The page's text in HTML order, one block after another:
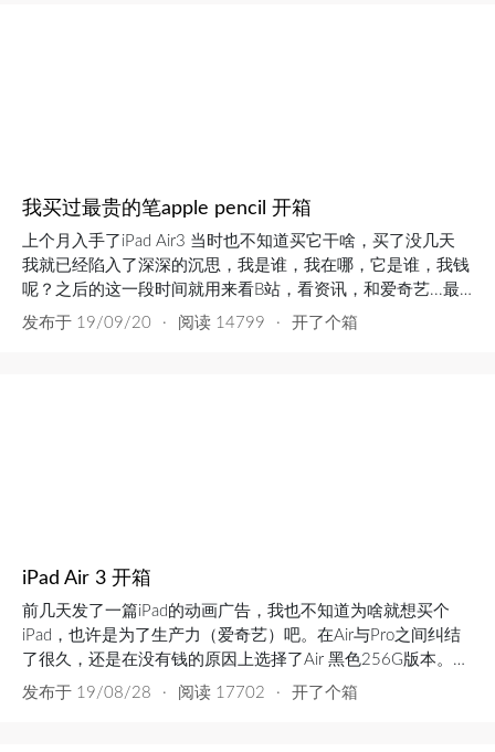
我买过最贵的笔apple pencil 开箱
上个月入手了iPad Air3 当时也不知道买它干啥，买了没几天
我就已经陷入了深深的沉思，我是谁，我在哪，它是谁，我钱
呢？之后的这一段时间就用来看B站，看资讯，和爱奇艺...最
近看见很多拿iPad画画的就也想买支笔来画画，然后就在前几
发布于 19/09/20 · 阅读 14799 · 开了个箱
iPad Air 3 开箱
前几天发了一篇iPad的动画广告，我也不知道为啥就想买个
iPad，也许是为了生产力（爱奇艺）吧。在Air与Pro之间纠结
了很久，还是在没有钱的原因上选择了Air 黑色256G版本。外
观一如既往的苹果环保包装侧面其实我更想银色可黑色也还是
发布于 19/08/28 · 阅读 17702 · 开了个箱